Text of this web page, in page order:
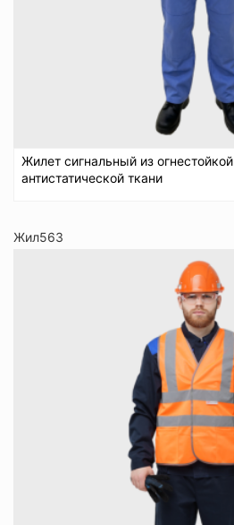
Жилет сигнальный из огнестойкой
антистатической ткани
Жил563